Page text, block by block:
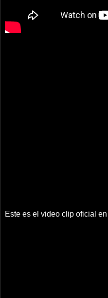
Este es el video clip oficial